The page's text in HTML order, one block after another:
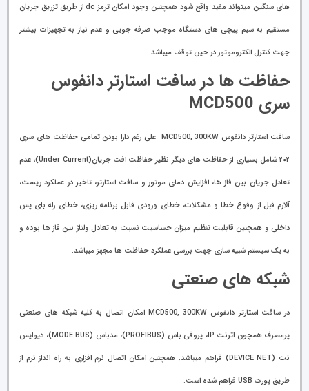
های سنگین میتواند مفید واقع شود همچنین وجود امکان ترمز dc از طریق تزریق جریان
مستقیم به سیم پیچی های دستگاه موجب صرفه جویی و عدم نیاز به تجهیزات بیشتر
جهت کنترل الکتروموتور در حین توقف میباشد.
حفاظت ها در سافت استارتر دانفوس
سری MCD500
سافت استارتر دانفوس MCD500, 300KW علی رغم دارا بودن تمامی حفاظت های سری
۲۰۲‌ شامل بسیاری از حفاظت های دیگر نظیر حفاظت افت جریان(Under Current)، عدم
تعادل جریان بین فاز ها، افزایش دمای موتور و سافت استارتر،‌ تاخیر در عملکرد ریست،
آلارم قبل از وقوع خطا و مشکلات،‌ خطای ورودی قابل برنامه ریزی،‌ خطای رله بای پس
داخلی و همچنین قابلیت تنظیم میزان حساسیت نسبت به تعادل ولتاژ بین فاز ها بوده و
به یک سیستم شبیه سازی جهت بررسی عملکرد حفاظت ها مجهز میباشد.
شبکه های صنعتی
در سافت استارتر دانفوس MCD500, 300KW امکان اتصال به کلیه شبکه های صنعتی
پرمصرف همچون اترنت IP، پروفی باس (PROFIBUS)، مدباس (MODE BUS)، دیوایس
نت (DEVICE NET) فراهم میباشد. همچنین امکان اتصال نرم افزاری به راه انداز نرم از
طریق پورت USB فراهم شده است.